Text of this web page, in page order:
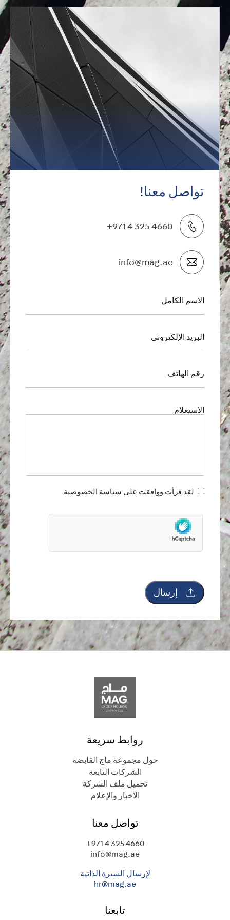
تواصل معنا!
+971 4 325 4660
info@mag.ae
الاسم الكامل
البريد الإلكتروني
رقم الهاتف
الاستعلام
Untitled
لقد قرأت ووافقت على سياسة الخصوصية
روابط سريعة
حول مجموعة ماج القابضة
الشركات التابعة
تحميل ملف الشركة
الأخبار والإعلام
تابعنا
تواصل معنا
+971 4 325 4660
info@mag.ae
لإرسال السيرة الذاتية
hr@mag.ae